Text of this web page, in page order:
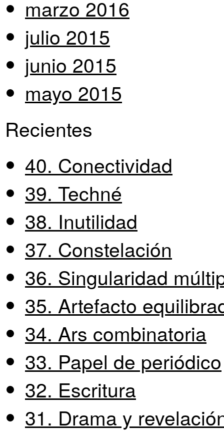
marzo 2016
julio 2015
junio 2015
mayo 2015
Recientes
40. Conectividad
39. Techné
38. Inutilidad
37. Constelación
36. Singularidad
35. Artefacto
34. Ars combinatoria
33. Papel de periódico
32. Escritura
31. Drama y